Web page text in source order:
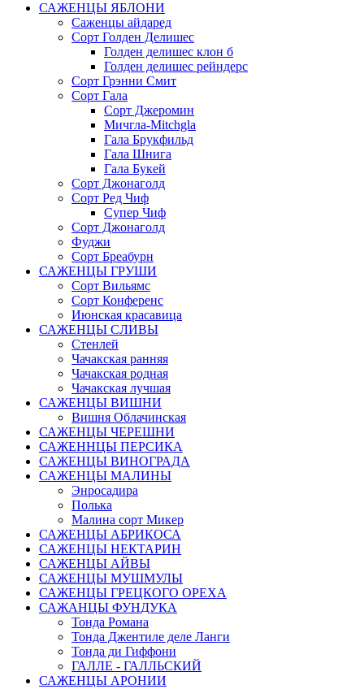
САЖЕНЦЫ ЯБЛОНИ
Саженцы айдаред
Сорт Голден Делишес
Голден делишес клон б
Голден делишес рейндерс
Сорт Грэнни Смит
Сорт Гала
Сорт Джеромин
Мичгла-Mitchgla
Гала Брукфильд
Гала Шнига
Гала Букей
Сорт Джонаголд
Сорт Ред Чиф
Супер Чиф
Сорт Джонаголд
Фуджи
Сорт Бреабурн
САЖЕНЦЫ ГРУШИ
Сорт Вильямс
Сорт Конференс
Июнская красавица
САЖЕНЦЫ СЛИВЫ
Стенлей
Чачакская ранняя
Чачакская родная
Чачакская лучшая
САЖЕНЦЫ ВИШНИ
Вишня Облачинская
САЖЕНЦЫ ЧЕРЕШНИ
САЖЕННЦЫ ПЕРСИКА
САЖЕНЦЫ ВИНОГРАДА
САЖЕНЦЫ МАЛИНЫ
Энросадира
Полька
Малина сорт Микер
САЖЕНЦЫ АБРИКОСА
САЖЕНЦЫ НЕКТАРИН
САЖЕНЦЫ АЙВЫ
САЖЕНЦЫ МУШМУЛЫ
САЖЕНЦЫ ГРЕЦКОГО ОРЕХА
САЖАНЦЫ ФУНДУКА
Тонда Романа
Тонда Джентиле деле Ланги
Тонда ди Гиффони
ГАЛЛЕ - ГАЛЛЬСКИЙ
САЖЕНЦЫ АРОНИИ